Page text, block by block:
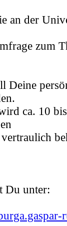
an der
zum
Deine
ca. 10
Du unter: